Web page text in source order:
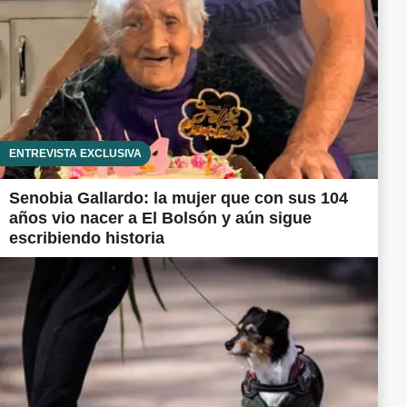
ENTREVISTA EXCLUSIVA
Senobia Gallardo: la mujer que con sus 104
años vio nacer a El Bolsón y aún sigue
escribiendo historia